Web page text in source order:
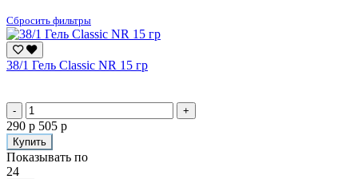
Сбросить фильтры
38/1 Гель Classic NR 15 гр
- +
290 р 505 р
Купить
Показывать по
24